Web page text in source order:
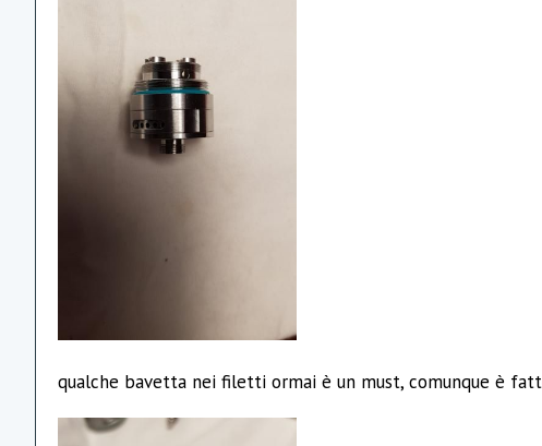
qualche bavetta nei filetti ormai è un must, comunque è